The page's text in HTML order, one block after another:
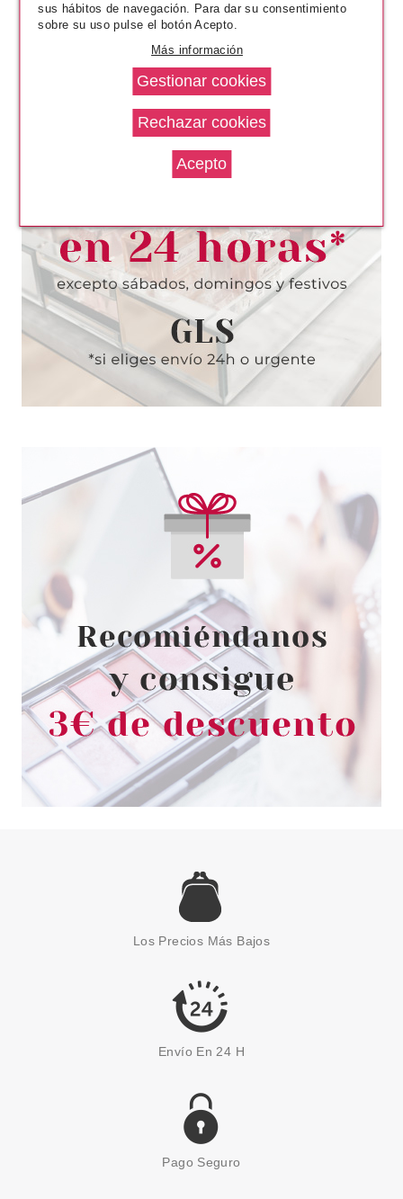
Pvr 49.90€
-23%
desde
38.65€
CLARINS
CLARINS TRATAMIENTO BODY
PARTNER ANTIESTRIAS 175 ML
Pvr 53.95€
-34%
desde
35.50€
CLARINS
CLARINS SOLAR AGUA EN
BRUMA CORPORAL SPF50+ 150
ML
21.20€
Los Precios Más Bajos
Envío En 24 H
Pago Seguro
sus hábitos de navegación. Para dar su consentimiento
sobre su uso pulse el botón Acepto.
Más información